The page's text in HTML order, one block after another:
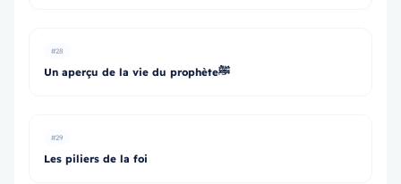
#28
Un aperçu de la vie du prophèteﷺ
#29
Les piliers de la foi